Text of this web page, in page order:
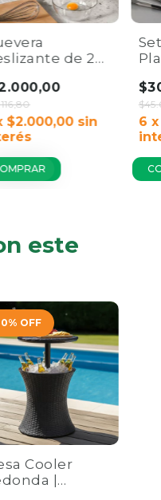
de 2
|
de
$2.000,00 sin
|
6
este
% OFF
Cooler
|